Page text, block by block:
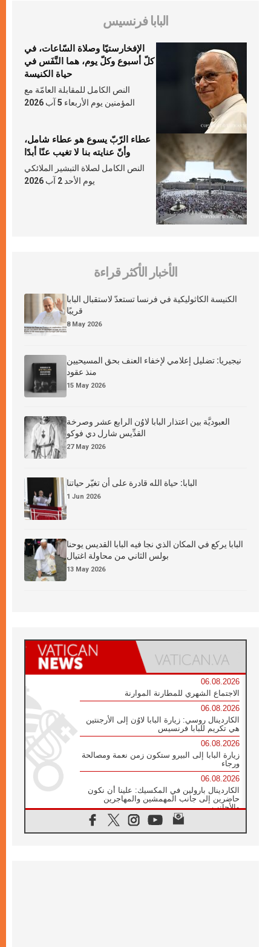
البابا فرنسيس
الإفخارستيّا وصلاة السّاعات، في
كلّ أسبوع وكلّ يوم، هما النَّفَس في
حياة الكنيسة
النص الكامل للمقابلة العامّة مع
المؤمنين يوم الأربعاء 5 آب 2026
عطاء الرّبّ يسوع هو عطاء شامل،
وأنّ عنايته بنا لا تغيب عنّا أبدًا
النص الكامل لصلاة التبشير الملائكي
يوم الأحد 2 آب 2026
الأخبار الأكثر قراءة
الكنيسة الكاثوليكية في فرنسا تستعدّ لاستقبال البابا
قريبًا
8 May 2026
نيجيريا: تضليل إعلامي لإخفاء العنف بحق المسيحيين
منذ عقود
15 May 2026
العبوديَّة بين اعتذار البابا لاوُن الرابع عشر وصرخة
القدِّيس شارل دي فوكو
27 May 2026
البابا: حياة الله قادرة على أن تغيّر حياتنا
1 Jun 2026
البابا يركع في المكان الذي نجا فيه البابا القديس يوحنا
بولس الثاني من محاولة اغتيال
13 May 2026
06.08.2026
الاجتماع الشهري للمطارنة الموارنة
06.08.2026
الكاردينال روسي: زيارة البابا لاوُن إلى الأرجنتين
هي تكريم للبابا فرنسيس
06.08.2026
زيارة البابا إلى البيرو ستكون زمن نعمة ومصالحة
ورجاء
06.08.2026
الكاردينال بارولين في المكسيك: علينا أن نكون
حاضرين إلى جانب المهمشين والمهاجرين
والأجانب
البابا لاوُن الرابع عشر للشباب في أسيزي: